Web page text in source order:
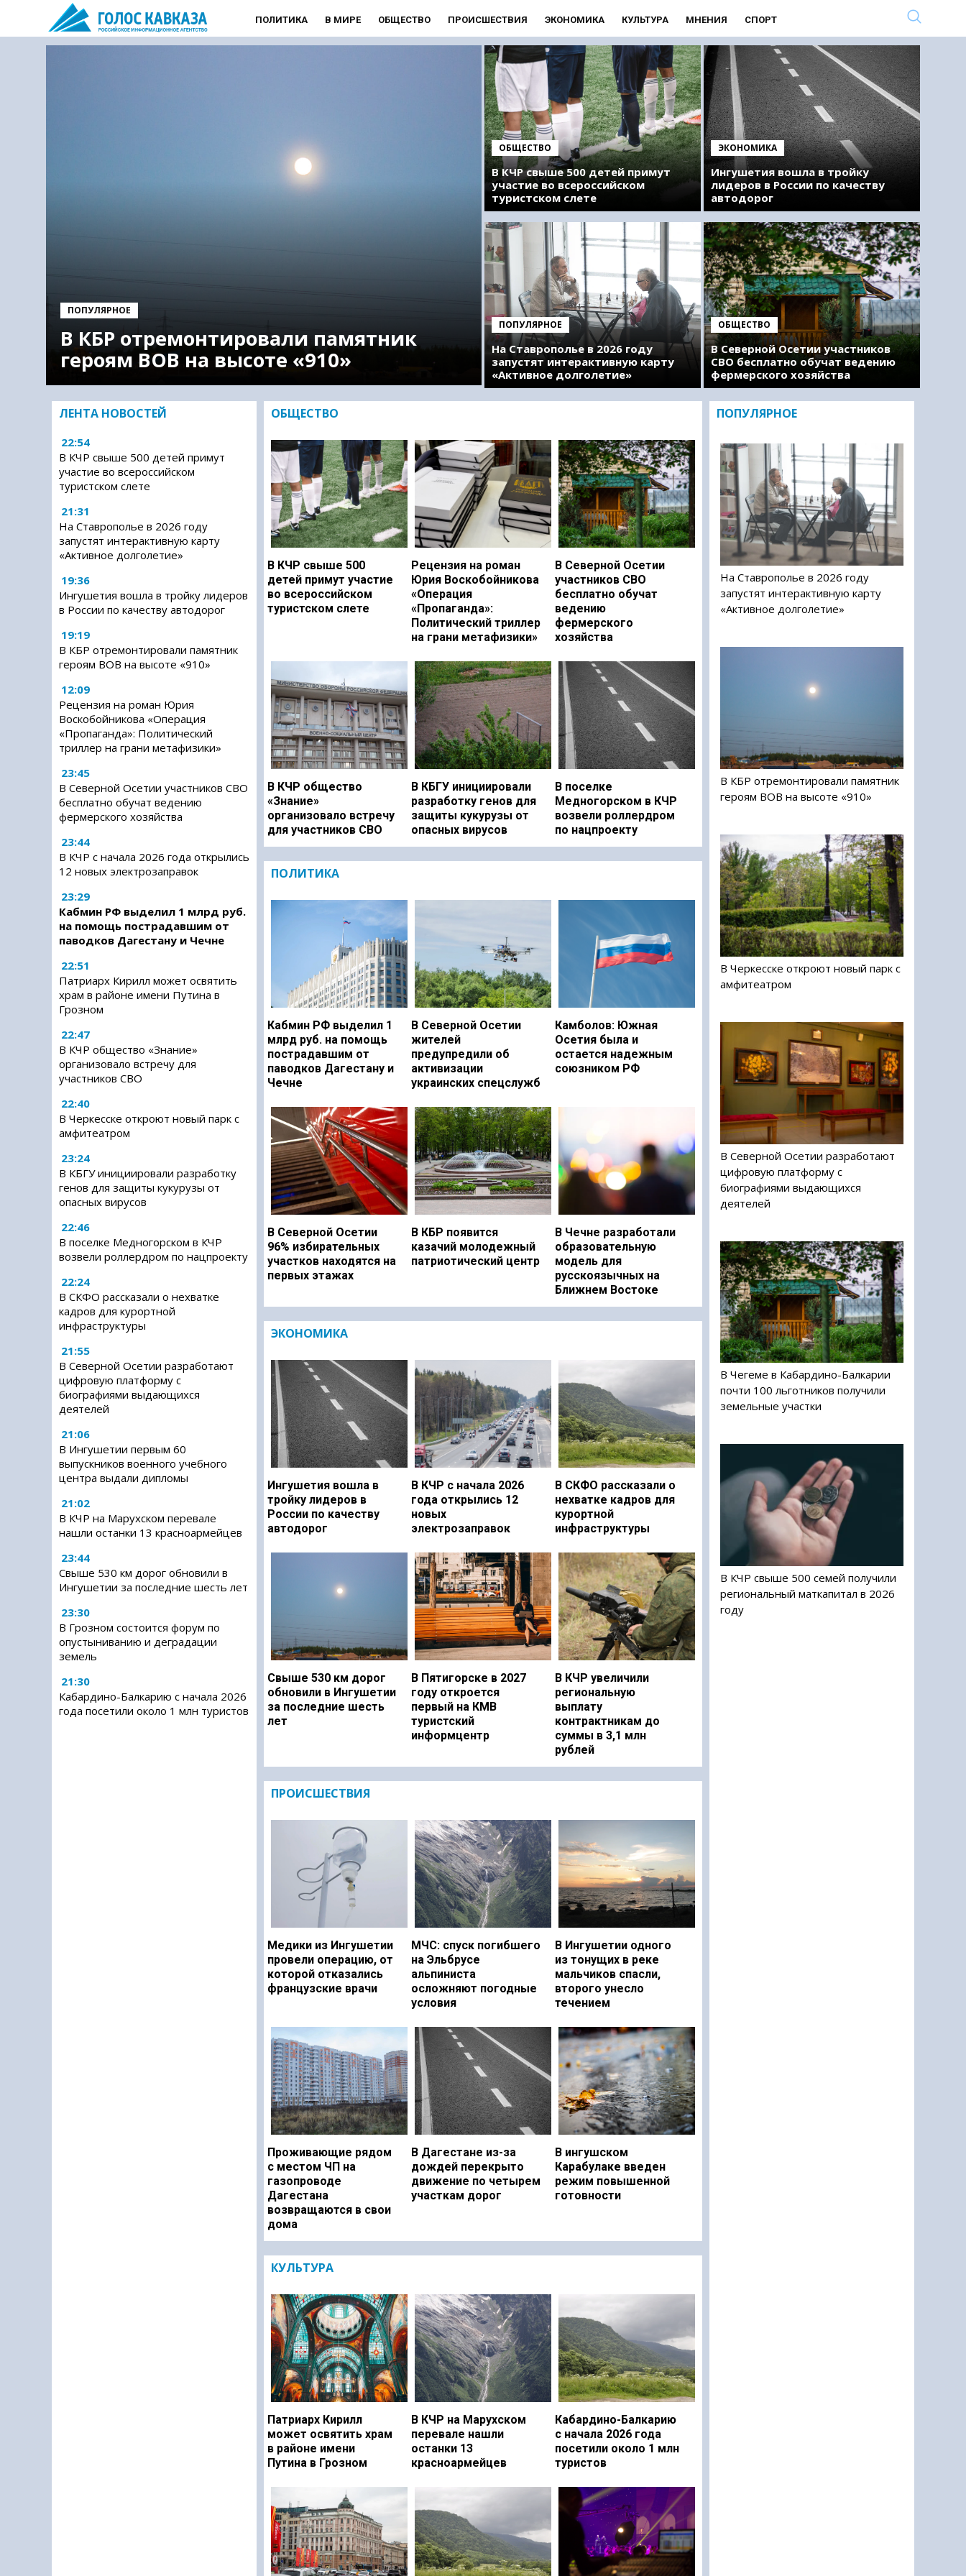
ПОЛИТИКА В МИРЕ ОБЩЕСТВО ПРОИСШЕСТВИЯ ЭКОНОМИКА КУЛЬТУРА МНЕНИЯ СПОРТ
ПОПУЛЯРНОЕ
В КБР отремонтировали памятник
героям ВОВ на высоте «910»
ОБЩЕСТВО
В КЧР свыше 500 детей примут
участие во всероссийском
туристском слете
ПОПУЛЯРНОЕ
На Ставрополье в 2026 году
запустят интерактивную карту
«Активное долголетие»
ЭКОНОМИКА
Ингушетия вошла в тройку
лидеров в России по качеству
автодорог
ОБЩЕСТВО
В Северной Осетии участников
СВО бесплатно обучат ведению
фермерского хозяйства
ЛЕНТА НОВОСТЕЙ
22:54
В КЧР свыше 500 детей примут
участие во всероссийском
туристском слете
21:31
На Ставрополье в 2026 году
запустят интерактивную карту
«Активное долголетие»
19:36
Ингушетия вошла в тройку лидеров
в России по качеству автодорог
19:19
В КБР отремонтировали памятник
героям ВОВ на высоте «910»
12:09
Рецензия на роман Юрия
Воскобойникова «Операция
«Пропаганда»: Политический
триллер на грани метафизики»
23:45
В Северной Осетии участников СВО
бесплатно обучат ведению
фермерского хозяйства
23:44
В КЧР с начала 2026 года открылись
12 новых электрозаправок
23:29
Кабмин РФ выделил 1 млрд руб.
на помощь пострадавшим от
паводков Дагестану и Чечне
22:51
Патриарх Кирилл может освятить
храм в районе имени Путина в
Грозном
22:47
В КЧР общество «Знание»
организовало встречу для
участников СВО
22:40
В Черкесске откроют новый парк с
амфитеатром
23:24
В КБГУ инициировали разработку
генов для защиты кукурузы от
опасных вирусов
22:46
В поселке Медногорском в КЧР
возвели роллердром по нацпроекту
22:24
В СКФО рассказали о нехватке
кадров для курортной
инфраструктуры
21:55
В Северной Осетии разработают
цифровую платформу с
биографиями выдающихся
деятелей
21:06
В Ингушетии первым 60
выпускников военного учебного
центра выдали дипломы
21:02
В КЧР на Марухском перевале
нашли останки 13 красноармейцев
23:44
Свыше 530 км дорог обновили в
Ингушетии за последние шесть лет
23:30
В Грозном состоится форум по
опустыниванию и деградации
земель
21:30
Кабардино-Балкарию с начала 2026
года посетили около 1 млн туристов
ОБЩЕСТВО
В КЧР свыше 500
детей примут участие
во всероссийском
туристском слете
Рецензия на роман
Юрия Воскобойникова
«Операция
«Пропаганда»:
Политический триллер
на грани метафизики»
В Северной Осетии
участников СВО
бесплатно обучат
ведению
фермерского
хозяйства
В КЧР общество
«Знание»
организовало встречу
для участников СВО
В КБГУ инициировали
разработку генов для
защиты кукурузы от
опасных вирусов
В поселке
Медногорском в КЧР
возвели роллердром
по нацпроекту
ПОЛИТИКА
Кабмин РФ выделил 1
млрд руб. на помощь
пострадавшим от
паводков Дагестану и
Чечне
В Северной Осетии
жителей
предупредили об
активизации
украинских спецслужб
Камболов: Южная
Осетия была и
остается надежным
союзником РФ
В Северной Осетии
96% избирательных
участков находятся на
первых этажах
В КБР появится
казачий молодежный
патриотический центр
В Чечне разработали
образовательную
модель для
русскоязычных на
Ближнем Востоке
ЭКОНОМИКА
Ингушетия вошла в
тройку лидеров в
России по качеству
автодорог
В КЧР с начала 2026
года открылись 12
новых
электрозаправок
В СКФО рассказали о
нехватке кадров для
курортной
инфраструктуры
Свыше 530 км дорог
обновили в Ингушетии
за последние шесть
лет
В Пятигорске в 2027
году откроется
первый на КМВ
туристский
информцентр
В КЧР увеличили
региональную
выплату
контрактникам до
суммы в 3,1 млн
рублей
ПРОИСШЕСТВИЯ
Медики из Ингушетии
провели операцию, от
которой отказались
французские врачи
МЧС: спуск погибшего
на Эльбрусе
альпиниста
осложняют погодные
условия
В Ингушетии одного
из тонущих в реке
мальчиков спасли,
второго унесло
течением
Проживающие рядом
с местом ЧП на
газопроводе
Дагестана
возвращаются в свои
дома
В Дагестане из-за
дождей перекрыто
движение по четырем
участкам дорог
В ингушском
Карабулаке введен
режим повышенной
готовности
КУЛЬТУРА
Патриарх Кирилл
может освятить храм
в районе имени
Путина в Грозном
В КЧР на Марухском
перевале нашли
останки 13
красноармейцев
Кабардино-Балкарию
с начала 2026 года
посетили около 1 млн
туристов
ПОПУЛЯРНОЕ
На Ставрополье в 2026 году
запустят интерактивную карту
«Активное долголетие»
В КБР отремонтировали памятник
героям ВОВ на высоте «910»
В Черкесске откроют новый парк с
амфитеатром
В Северной Осетии разработают
цифровую платформу с
биографиями выдающихся
деятелей
В Чегеме в Кабардино-Балкарии
почти 100 льготников получили
земельные участки
В КЧР свыше 500 семей получили
региональный маткапитал в 2026
году